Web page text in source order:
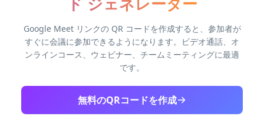
Google Meet リンクの QR コードを作成すると、参加者が
すぐに会議に参加できるようになります。ビデオ通話、オ
ンラインコース、ウェビナー、チームミーティングに最適
です。
無料のQRコードを作成